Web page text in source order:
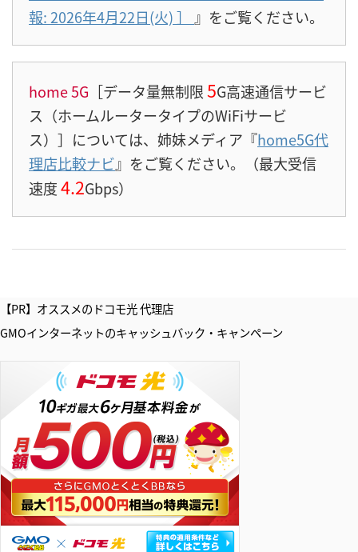
報: 2026年4月22日(火)］ 』をご覧ください。
home 5G ［データ量無制限5G高速通信サービ
ス（ホームルータータイプのWiFiサービ
ス）］については、姉妹メディア『home5G代
理店比較ナビ』をご覧ください。（最大受信
速度4.2Gbps）
【PR】オススメのドコモ光 代理店
GMOインターネットのキャッシュバック・キャンペーン